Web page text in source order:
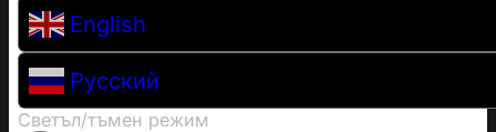
English
Русский
Светъл/тъмен режим